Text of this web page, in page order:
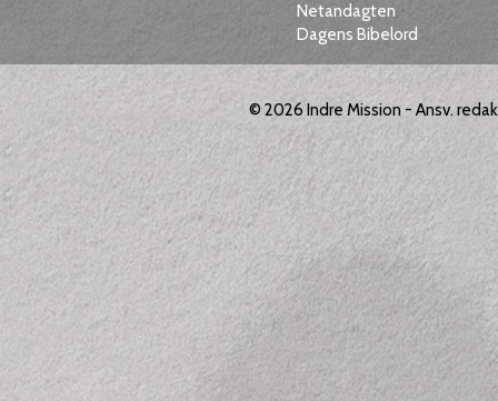
Netandagten
Dagens Bibelord
© 2026 Indre Mission - Ansv.